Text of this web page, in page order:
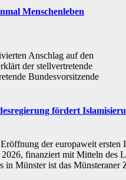
Menschenleben
Anschlag auf den
der stellvertretende
Bundesvorsitzende
fördert
der europaweit ersten
finanziert mit Mitteln des
in Münster ist das